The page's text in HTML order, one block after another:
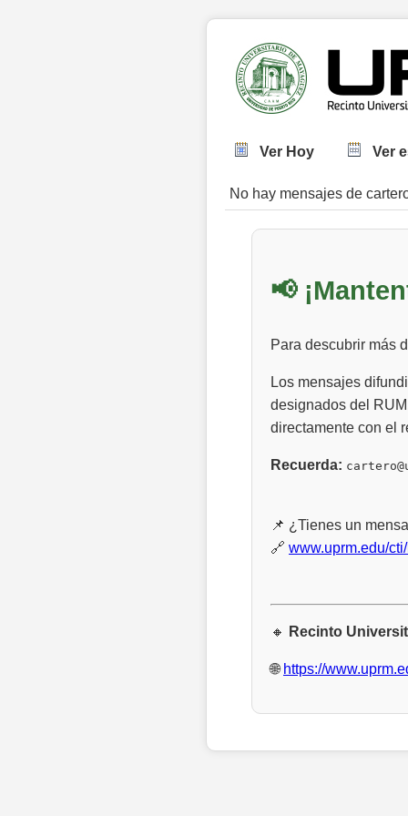
Ver Hoy Ver
No hay mensajes de
📢
Para descubrir más
Los mensajes
designados del
directamente con el
Recuerda:
📌 ¿Tienes un
🔗 www.uprm.edu/
🔸 Recinto
🌐 https://